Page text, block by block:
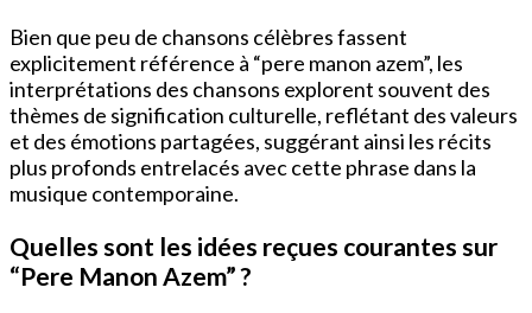
Bien que peu de chansons célèbres fassent
explicitement référence à “pere manon azem”, les
interprétations des chansons explorent souvent des
thèmes de signification culturelle, reflétant des valeurs
et des émotions partagées, suggérant ainsi les récits
plus profonds entrelacés avec cette phrase dans la
musique contemporaine.
Quelles sont les idées reçues courantes sur
“Pere Manon Azem” ?